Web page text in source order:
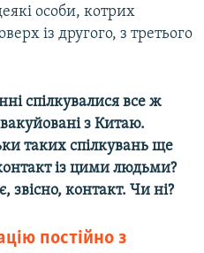
особи, котрих
із другого, з третього
спілкувалися все ж
з Китаю.
таких спілкувань ще
із цими людьми?
звісно, контакт. Чи ні?
постійно з